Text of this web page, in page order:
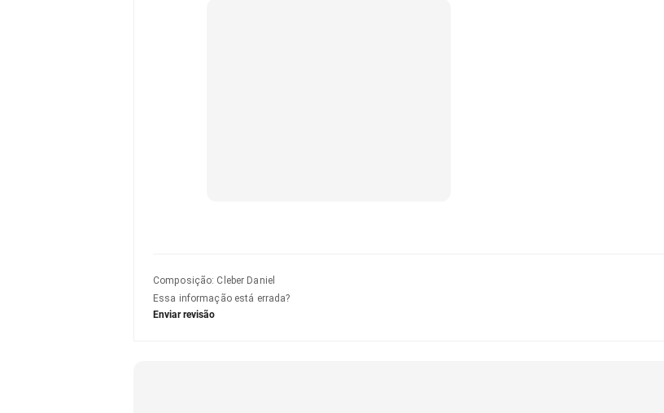
Composição: Cleber Daniel
Essa informação está errada?
Enviar revisão